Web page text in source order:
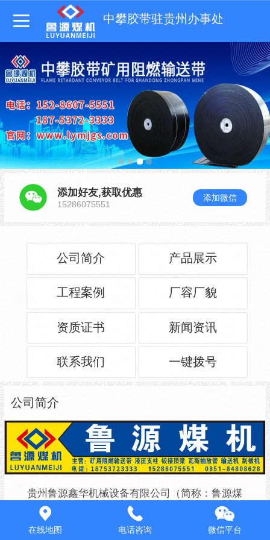
中攀胶带驻贵州办事处
添加好友,获取优惠
15286075551
添加微信
公司简介 产品展示
工程案例 厂容厂貌
资质证书 新闻资讯
联系我们 一键拨号
公司简介
贵州鲁源鑫华机械设备有限公司（简称：鲁源煤
机），位于贵州省贵阳市观山湖区金华镇下铺村三变电
力改革设施产业园1-4号房，公司主营中攀胶带、鲁源
在线地图 电话咨询 微信平台